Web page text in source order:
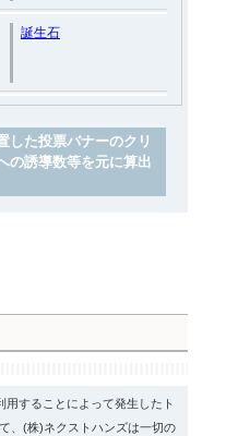
誕生石
した投票バナーのクリ
の誘導数等を元に算出
することによって発生したト
、(株)ネクストハンズは一切の